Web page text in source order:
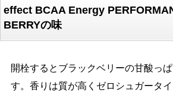
effect BCAA Energy
BERRYの味
開栓するとブラックベリーの甘酸っ
す。香りは質が高くゼロシュガータ